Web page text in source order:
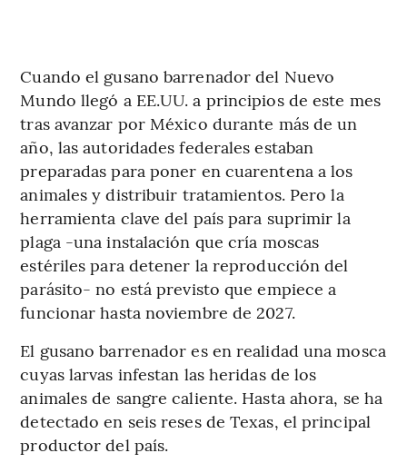
Cuando el gusano barrenador del Nuevo
Mundo llegó a EE.UU. a principios de este mes
tras avanzar por México durante más de un
año, las autoridades federales estaban
preparadas para poner en cuarentena a los
animales y distribuir tratamientos. Pero la
herramienta clave del país para suprimir la
plaga -una instalación que cría moscas
estériles para detener la reproducción del
parásito- no está previsto que empiece a
funcionar hasta noviembre de 2027.
El gusano barrenador es en realidad una mosca
cuyas larvas infestan las heridas de los
animales de sangre caliente. Hasta ahora, se ha
detectado en seis reses de Texas, el principal
productor del país.